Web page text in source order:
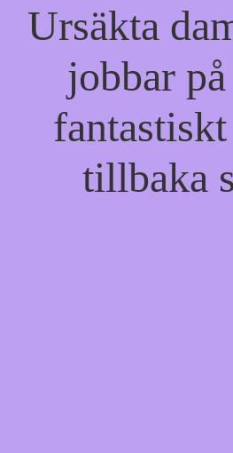
Ursäkta
jobbar
tillbaka